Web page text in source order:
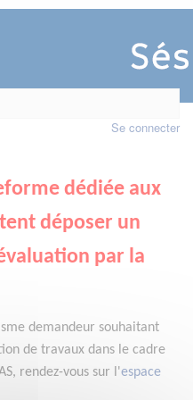
Se connecter
dédiée aux
déposer un
par la
demandeur souhaitant
de travaux dans le cadre
rendez-vous sur l'espace